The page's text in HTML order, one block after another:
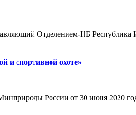
Отделением-НБ
и спортивной охоте»
России от 30 июня 2020